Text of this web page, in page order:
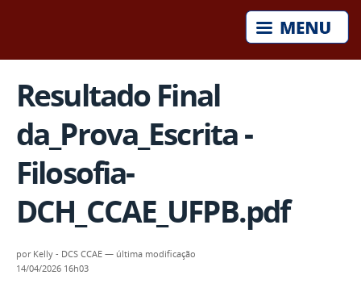
Resultado Final
da_Prova_Escrita -
Filosofia-
DCH_CCAE_UFPB.pdf
por Kelly - DCS CCAE — última modificação
14/04/2026 16h03